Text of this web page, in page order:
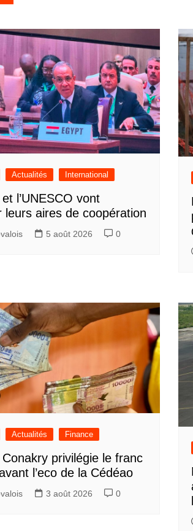
Actualités International
et l’UNESCO vont
leurs aires de coopération
5 août 2026 0
Actualités Finance
privilégie le franc
l’eco de la Cédéao
3 août 2026 0